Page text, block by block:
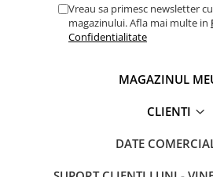
Masini de dejantat roti
Masini de echilibrat roti
Truse de scule si accesorii
Truse si accesorii 1/2
Vreau sa primesc newsletter
magazinului. Afla mai multe in
Confidentialitate
MAGAZINUL
CLIENTI
DATE